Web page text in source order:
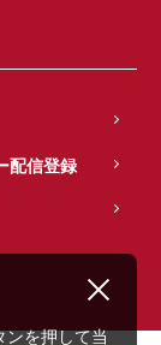
争法」
ン 16
レーシ
報報奨
給につ
て初の
観察～
る措置
務上
名を選
配信登録
ンを押して当